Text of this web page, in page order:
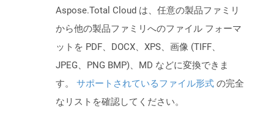
Aspose.Total Cloud は、任意の製品ファミリ
から他の製品ファミリへのファイル フォーマ
ットを PDF、DOCX、XPS、画像 (TIFF、
JPEG、PNG BMP)、MD などに変換できま
す。 サポートされているファイル形式 の完全
なリストを確認してください。